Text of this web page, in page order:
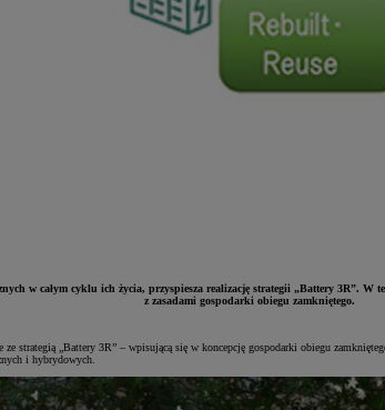
w całym cyklu ich życia, przyspiesza realizację strategii „Battery 3R”. W
z zasadami gospodarki obiegu zamkniętego.
„Battery 3R” – wpisującą się w koncepcję gospodarki obiegu
i hybrydowych.